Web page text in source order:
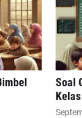
Soal